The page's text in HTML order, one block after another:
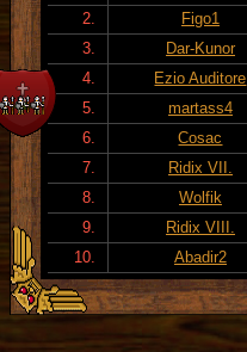
2.
Figo1
3.
Dar-Kunor
4.
Ezio Auditore
5.
martass4
6.
Cosac
7.
Ridix VII.
8.
Wolfik
9.
Ridix VIII.
10.
Abadir2